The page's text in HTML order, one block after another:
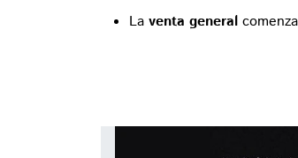
La venta general